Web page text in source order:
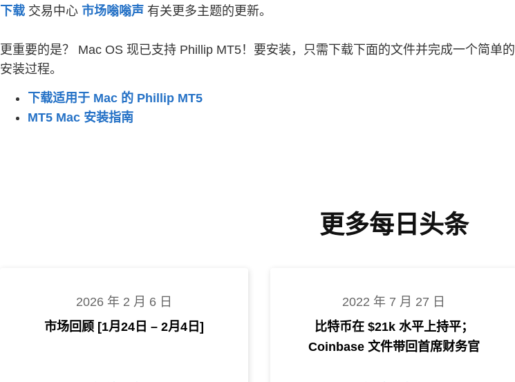
下载 交易中心 市场嗡嗡声 有关更多主题的更新。
更重要的是？ Mac OS 现已支持 Phillip MT5！要安装，只需下载下面的文件并完成一个简单的
安装过程。
下载适用于 Mac 的 Phillip MT5
MT5 Mac 安装指南
更多每日头条
市场回顾 [1月24日 – 2月4日]
2026 年 2 月 6 日
比特币在 $21k 水平上持平；
Coinbase 文件带回首席财务官
2022 年 7 月 27 日